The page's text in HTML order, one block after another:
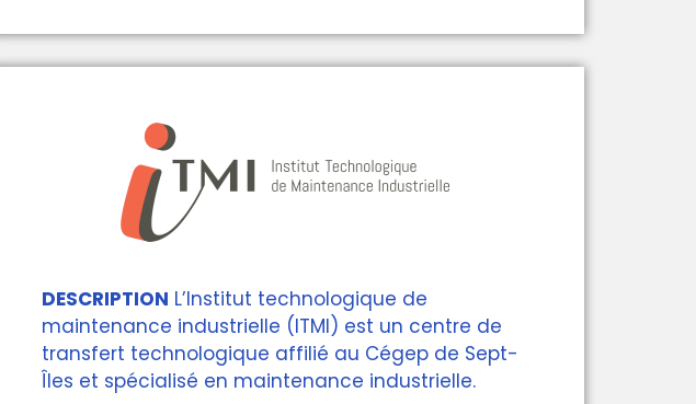
DESCRIPTION L’Institut technologique de
maintenance industrielle (ITMI) est un centre de
transfert technologique affilié au Cégep de Sept-
Îles et spécialisé en maintenance industrielle.